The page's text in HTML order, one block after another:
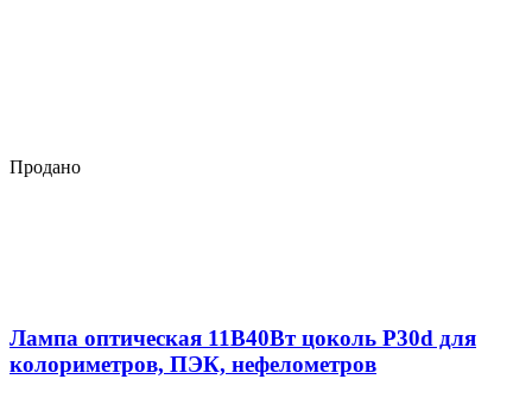
Продано
Лампа оптическая 11В40Вт цоколь P30d для
колориметров, ПЭК, нефелометров